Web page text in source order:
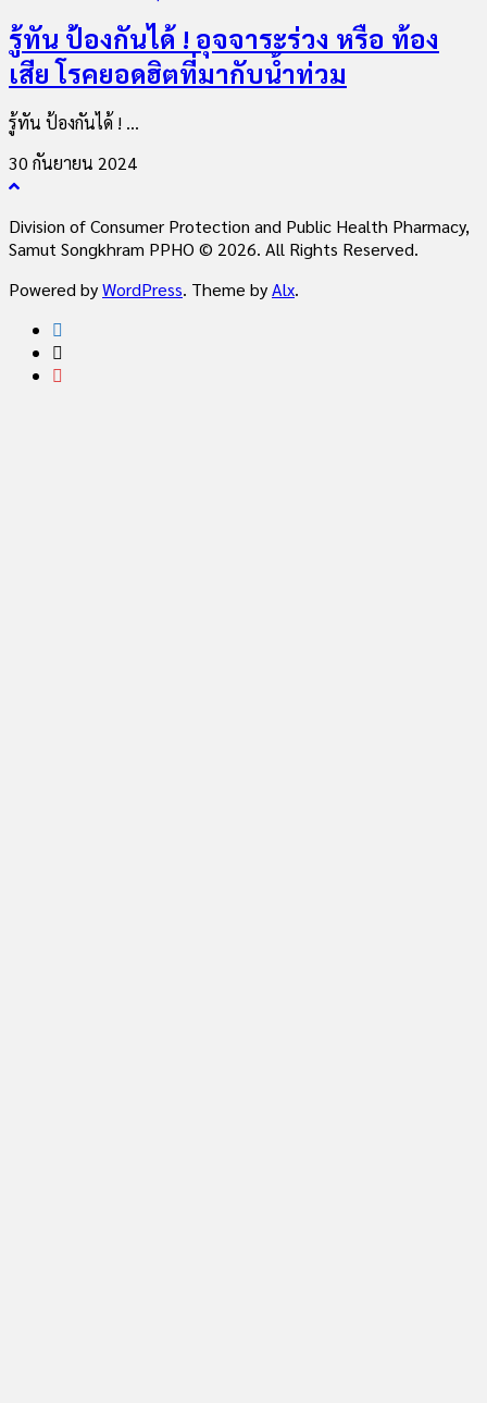
รู้ทัน ป้องกันได้ ! อุจจาระร่วง หรือ ท้อง
เสีย โรคยอดฮิตที่มากับน้ำท่วม
รู้ทัน ป้องกันได้ ! ...
30 กันยายน 2024
Division of Consumer Protection and Public Health Pharmacy,
Samut Songkhram PPHO © 2026. All Rights Reserved.
Powered byWordPress. Theme byAlx.